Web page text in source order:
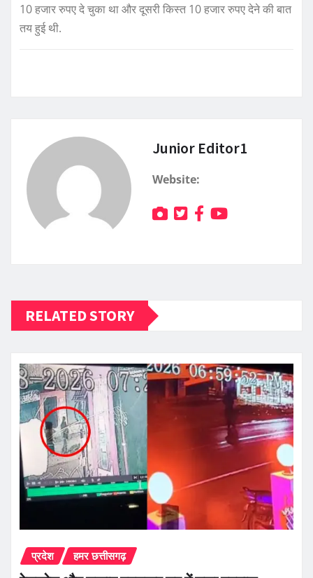
10 हजार रुपए दे चुका था और दूसरी किस्त 10 हजार रुपए देने की बात
तय हुई थी.
Junior Editor1
Website:
RELATED STORY
प्रदेश हमर छत्तीसगढ़